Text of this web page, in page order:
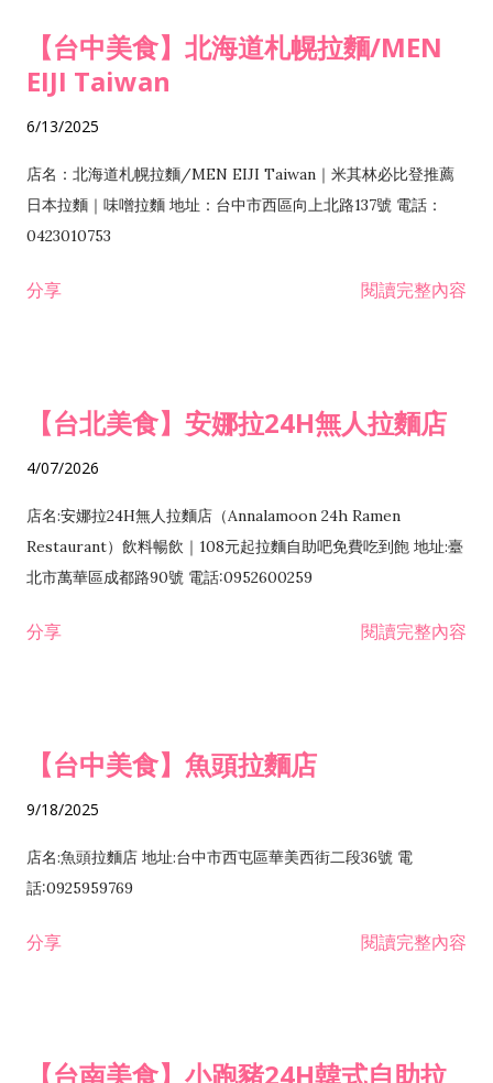
【台中美食】北海道札幌拉麵/MEN
EIJI Taiwan
6/13/2025
店名：北海道札幌拉麵/MEN EIJI Taiwan｜米其林必比登推薦
日本拉麵｜味噌拉麵 地址：台中市西區向上北路137號 電話：
0423010753
分享 閱讀完整內容
【台北美食】安娜拉24H無人拉麵店
4/07/2026
店名:安娜拉24H無人拉麵店（Annalamoon 24h Ramen
Restaurant）飲料暢飲｜108元起拉麵自助吧免費吃到飽 地址:臺
北市萬華區成都路90號 電話:0952600259
分享 閱讀完整內容
【台中美食】魚頭拉麵店
9/18/2025
店名:魚頭拉麵店 地址:台中市西屯區華美西街二段36號 電
話:0925959769
分享 閱讀完整內容
【台南美食】小跑豬24H韓式自助拉